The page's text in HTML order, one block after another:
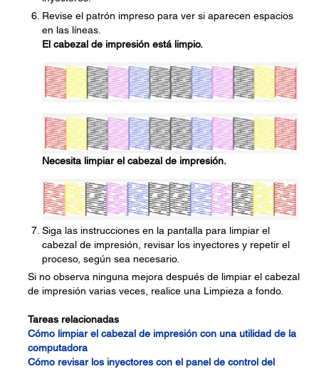
Revise el patrón impreso para ver si aparecen espacios
en las líneas.
El cabezal de impresión está limpio.
Necesita limpiar el cabezal de impresión.
Siga las instrucciones en la pantalla para limpiar el
cabezal de impresión, revisar los inyectores y repetir el
proceso, según sea necesario.
Si no observa ninguna mejora después de limpiar el cabezal
de impresión varias veces, realice una Limpieza a fondo.
Tareas relacionadas
Cómo limpiar el cabezal de impresión con una utilidad de la
computadora
Cómo revisar los inyectores con el panel de control del